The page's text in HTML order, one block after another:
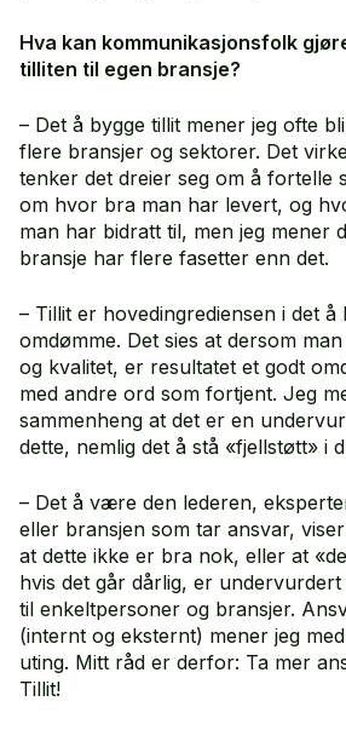
Hva kan kommunikasjonsfolk
tilliten til egen bransje?
– Det å bygge tillit mener jeg ofte
flere bransjer og sektorer. Det
tenker det dreier seg om å fortelle
om hvor bra man har levert, og
man har bidratt til, men jeg mener
bransje har flere fasetter enn det.
– Tillit er hovedingrediensen i det å
omdømme. Det sies at dersom
og kvalitet, er resultatet et godt
med andre ord som fortjent. Jeg
sammenheng at det er en
dette, nemlig det å stå «fjellstøtt» i
– Det å være den lederen,
eller bransjen som tar ansvar,
at dette ikke er bra nok, eller at
hvis det går dårlig, er
til enkeltpersoner og bransjer.
(internt og eksternt) mener jeg
uting. Mitt råd er derfor: Ta mer
Tillit!